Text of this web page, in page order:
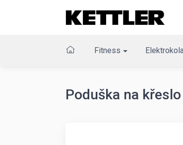
Fitness
Poduška na